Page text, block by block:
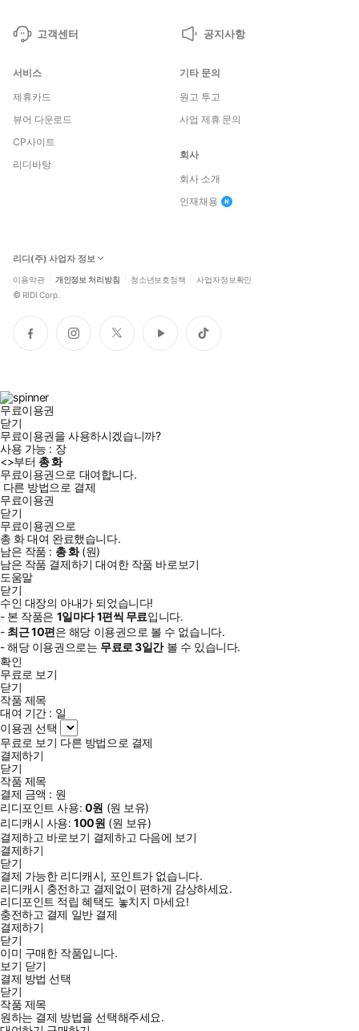
고객센터 공지사항
서비스
제휴카드
뷰어 다운로드
CP사이트
리디바탕
기타 문의
원고 투고
사업 제휴 문의
회사
회사 소개
인재채용
리디(주) 사업자 정보
이용약관 개인정보 처리방침 청소년보호정책 사업자정보확인
© RIDI Corp.
페
이
인
스
트
위
유
튜
틱
톡
무료이용권
닫기
무료이용권을 사용하시겠습니까?
사용 가능 : 장
<>부터 총화
무료이용권으로 대여합니다.
다른 방법으로 결제
무료이용권
닫기
무료이용권으로
총 화대여 완료했습니다.
남은 작품 : 총화(원)
남은 작품 결제하기 대여한 작품 바로보기
도움말
닫기
수인 대장의 아내가 되었습니다!
- 본 작품은 1일마다1편씩 무료입니다.
- 최근10편은 해당 이용권으로 볼 수 없습니다.
- 해당 이용권으로는 무료로3일간볼 수 있습니다.
확인
무료로 보기
닫기
작품 제목
대여 기간 : 일
이용권 선택
무료로 보기 다른 방법으로 결제
결제하기
닫기
작품 제목
결제 금액 : 원
리디포인트 사용: 0원 (원 보유)
리디캐시 사용:100원 (원 보유)
결제하고 바로보기 결제하고 다음에 보기
결제하기
닫기
결제 가능한 리디캐시, 포인트가 없습니다.
리디캐시 충전하고 결제없이 편하게 감상하세요.
리디포인트 적립 혜택도 놓치지 마세요!
충전하고 결제 일반 결제
결제하기
닫기
이미 구매한 작품입니다.
보기 닫기
결제 방법 선택
닫기
작품 제목
원하는 결제 방법을 선택해주세요.